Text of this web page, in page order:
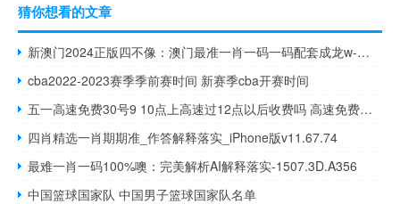
猜你想看的文章
新澳门2024正版四不像：澳门最准一肖一码一码配套成龙w-精选解析解释-1241.3D.A90
cba2022-2023赛季季前赛时间 新赛季cba开赛时间
五一高速免费30号9 10点上高速过12点以后收费吗 高速免费五一免费几天
四肖精选一肖期期准_作答解释落实_iPhone版v11.67.74
最难一肖一码100%噢：完美解析AI解释落实-1507.3D.A356
中国篮球国家队 中国男子篮球国家队名单